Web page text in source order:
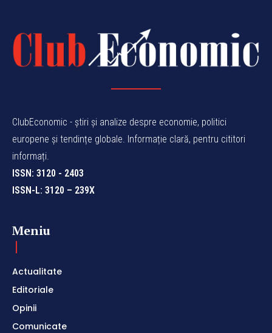
ClubEconomic - știri și analize despre economie, politici
europene și tendințe globale. Informație clară, pentru cititori
informați.
ISSN: 3120 - 2403
ISSN-L: 3120 – 239X
Meniu
Actualitate
Editoriale
Opinii
Comunicate